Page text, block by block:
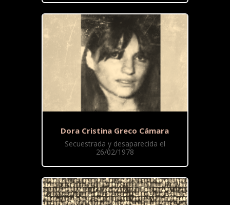
Dora Cristina Greco Cámara
Secuestrada y desaparecida el
26/02/1978